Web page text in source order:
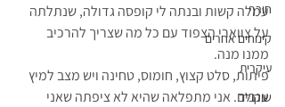
חורף
קינוחים אחרים
עיקרית
שוקולד
עמלה קשות ובנתה לי קופסה גדולה, שנתלתה
על צווארי הצפוד עם כל מה שצריך להרכיב
ממנו מנה.
פיתות, סלט קצוץ, חומוס, טחינה ויש מצב למיץ
ענבים. אני מתפלאה שהיא לא ציפתה שאני